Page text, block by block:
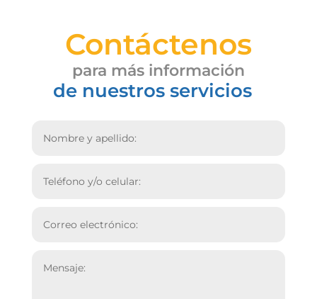
Contáctenos
para más información
de nuestros servicios